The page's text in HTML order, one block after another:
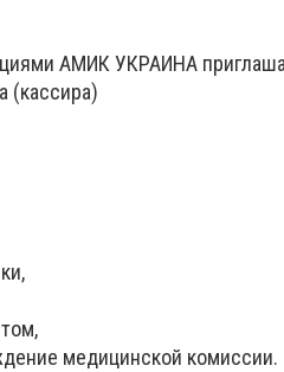
АМИК УКРАИНА
(кассира)
медицинской комиссии.